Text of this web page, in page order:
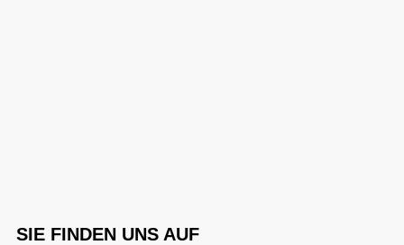
SIE FINDEN UNS AUF